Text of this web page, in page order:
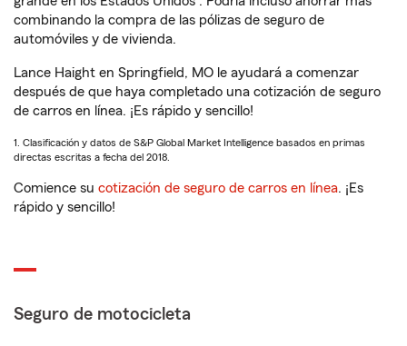
combinando la compra de las pólizas de seguro de
automóviles y de vivienda.
Lance Haight en Springfield, MO le ayudará a comenzar
después de que haya completado una cotización de seguro
de carros en línea. ¡Es rápido y sencillo!
1. Clasificación y datos de S&P Global Market Intelligence basados en primas
directas escritas a fecha del 2018.
Comience su cotización de seguro de carros en línea. ¡Es
rápido y sencillo!
Seguro de motocicleta